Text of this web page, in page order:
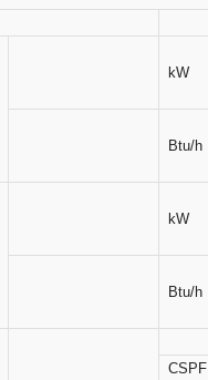
kW
Btu/h
kW
Btu/h
CSPF